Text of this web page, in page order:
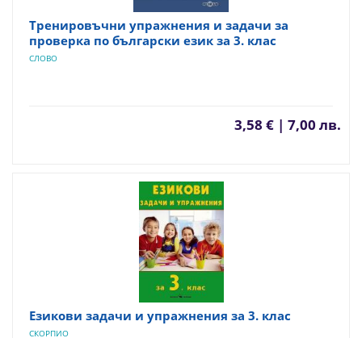
Тренировъчни упражнения и задачи за
проверка по български език за 3. клас
СЛОВО
3,58 € | 7,00 лв.
Езикови задачи и упражнения за 3. клас
СКОРПИО